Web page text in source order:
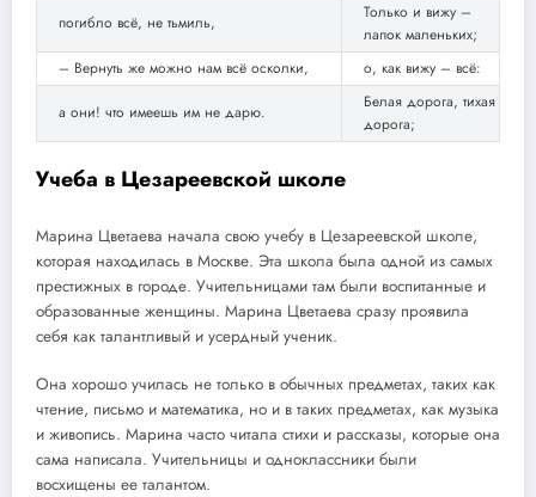
погибло всё, не тьмиль,
Только и вижу –
лапок маленьких;
– Вернуть же можно нам всё осколки,
о, как вижу – всё:
а они! что имеешь им не дарю.
Белая дорога, тихая
дорога;
Учеба в Цезареевской школе
Марина Цветаева начала свою учебу в Цезареевской школе,
которая находилась в Москве. Эта школа была одной из самых
престижных в городе. Учительницами там были воспитанные и
образованные женщины. Марина Цветаева сразу проявила
себя как талантливый и усердный ученик.
Она хорошо училась не только в обычных предметах, таких как
чтение, письмо и математика, но и в таких предметах, как музыка
и живопись. Марина часто читала стихи и рассказы, которые она
сама написала. Учительницы и одноклассники были
восхищены ее талантом.